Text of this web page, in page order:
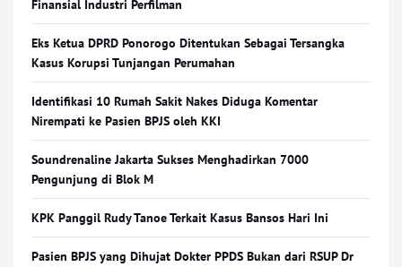
Finansial Industri Perfilman
Eks Ketua DPRD Ponorogo Ditentukan Sebagai Tersangka
Kasus Korupsi Tunjangan Perumahan
Identifikasi 10 Rumah Sakit Nakes Diduga Komentar
Nirempati ke Pasien BPJS oleh KKI
Soundrenaline Jakarta Sukses Menghadirkan 7000
Pengunjung di Blok M
KPK Panggil Rudy Tanoe Terkait Kasus Bansos Hari Ini
Pasien BPJS yang Dihujat Dokter PPDS Bukan dari RSUP Dr